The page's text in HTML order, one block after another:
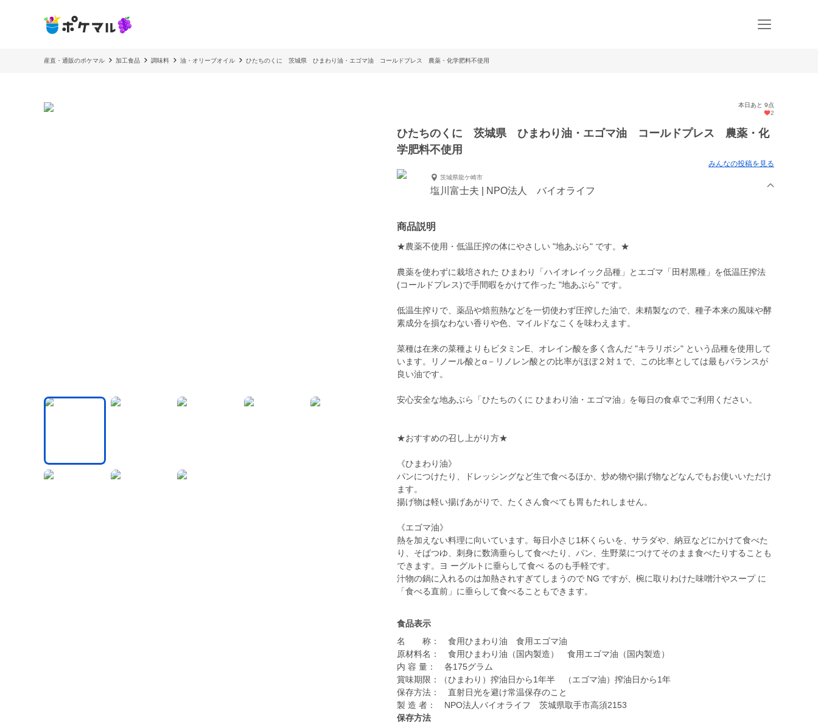
産直・通販のポケマル 加工食品 調味料 油・オリーブオイル ひたちのくに 茨城県 ひまわり油・エゴマ油 コールドプレス 農薬・化学肥料不使用
本日あと 9点
2
ひたちのくに 茨城県 ひまわり油・エゴマ油 コールドプレス 農薬・化
学肥料不使用
みんなの投稿を見る
茨城県龍ケ崎市
塩川富士夫 | NPO法人 バイオライフ
商品説明
★農薬不使用・低温圧搾の体にやさしい "地あぶら" です。★
農薬を使わずに栽培された ひまわり「ハイオレイック品種」とエゴマ「田村黒種」を低温圧搾法
(コールドプレス)で手間暇をかけて作った "地あぶら" です。
低温生搾りで、薬品や焙煎熱などを一切使わず圧搾した油で、未精製なので、種子本来の風味や酵
素成分を損なわない香りや色、マイルドなこくを味わえます。
菜種は在来の菜種よりもビタミンE、オレイン酸を多く含んだ "キラリボシ" という品種を使用して
います。リノール酸とα－リノレン酸との比率がほぼ２対１で、この比率としては最もバランスが
良い油です。
安心安全な地あぶら「ひたちのくに ひまわり油・エゴマ油」を毎日の食卓でご利用ください。
★おすすめの召し上がり方★
《ひまわり油》
パンにつけたり、ドレッシングなど生で食べるほか、炒め物や揚げ物などなんでもお使いいただけ
ます。
揚げ物は軽い揚げあがりで、たくさん食べても胃もたれしません。
《エゴマ油》
熱を加えない料理に向いています。毎日小さじ1杯くらいを、サラダや、納豆などにかけて食べた
り、そばつゆ、刺身に数滴垂らして食べたり、パン、生野菜につけてそのまま食べたりすることも
できます。ヨ ーグルトに垂らして食べ るのも手軽です。
汁物の鍋に入れるのは加熱されすぎてしまうので NG ですが、椀に取りわけた味噌汁やスープ に
食品表示
名 称： 食用ひまわり油 食用エゴマ油
原材料名： 食用ひまわり油（国内製造） 食用エゴマ油（国内製造）
内 容 量： 各175グラム
賞味期限：（ひまわり）搾油日から1年半 （エゴマ油）搾油日から1年
保存方法： 直射日光を避け常温保存のこと
製 造 者： NPO法人バイオライフ 茨城県取手市高須2153
保存方法